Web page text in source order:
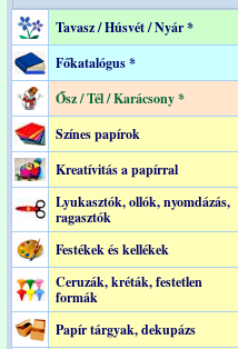
Tavasz / Húsvét / Nyár *
Főkatalógus *
Ősz / Tél / Karácsony *
Színes papírok
Kreatívitás a papírral
Lyukasztók, ollók, nyomdázás,
ragasztók
Festékek és kellékek
Ceruzák, kréták, festetlen
formák
Papír tárgyak, dekupázs